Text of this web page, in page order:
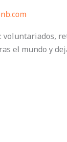
voluntariados,
el mundo y